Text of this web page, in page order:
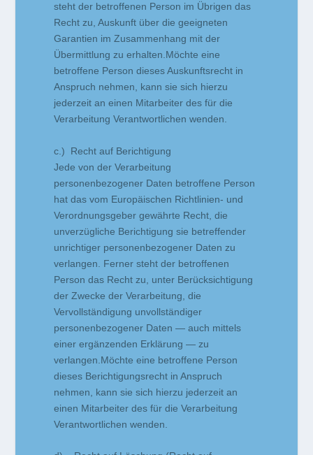
steht der betroffenen Person im Übrigen das
Recht zu, Auskunft über die geeigneten
Garantien im Zusammenhang mit der
Übermittlung zu erhalten.Möchte eine
betroffene Person dieses Auskunftsrecht in
Anspruch nehmen, kann sie sich hierzu
jederzeit an einen Mitarbeiter des für die
Verarbeitung Verantwortlichen wenden.
c.) Recht auf Berichtigung
Jede von der Verarbeitung
personenbezogener Daten betroffene Person
hat das vom Europäischen Richtlinien- und
Verordnungsgeber gewährte Recht, die
unverzügliche Berichtigung sie betreffender
unrichtiger personenbezogener Daten zu
verlangen. Ferner steht der betroffenen
Person das Recht zu, unter Berücksichtigung
der Zwecke der Verarbeitung, die
Vervollständigung unvollständiger
personenbezogener Daten — auch mittels
einer ergänzenden Erklärung — zu
verlangen.Möchte eine betroffene Person
dieses Berichtigungsrecht in Anspruch
nehmen, kann sie sich hierzu jederzeit an
einen Mitarbeiter des für die Verarbeitung
Verantwortlichen wenden.